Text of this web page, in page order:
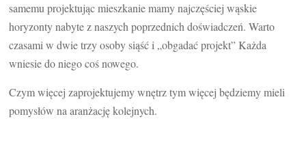
samemu projektując mieszkanie mamy najczęściej wąskie
horyzonty nabyte z naszych poprzednich doświadczeń. Warto
czasami w dwie trzy osoby siąść i „obgadać projekt” Każda
wniesie do niego coś nowego.
Czym więcej zaprojektujemy wnętrz tym więcej będziemy mieli
pomysłów na aranżację kolejnych.